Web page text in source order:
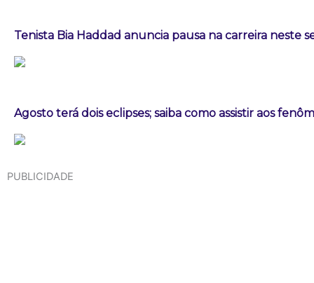
Tenista Bia Haddad anuncia pausa na carreira neste
Agosto terá dois eclipses; saiba como assistir aos
PUBLICIDADE